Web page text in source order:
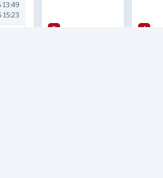
13:49
Merak Konusu
3 4